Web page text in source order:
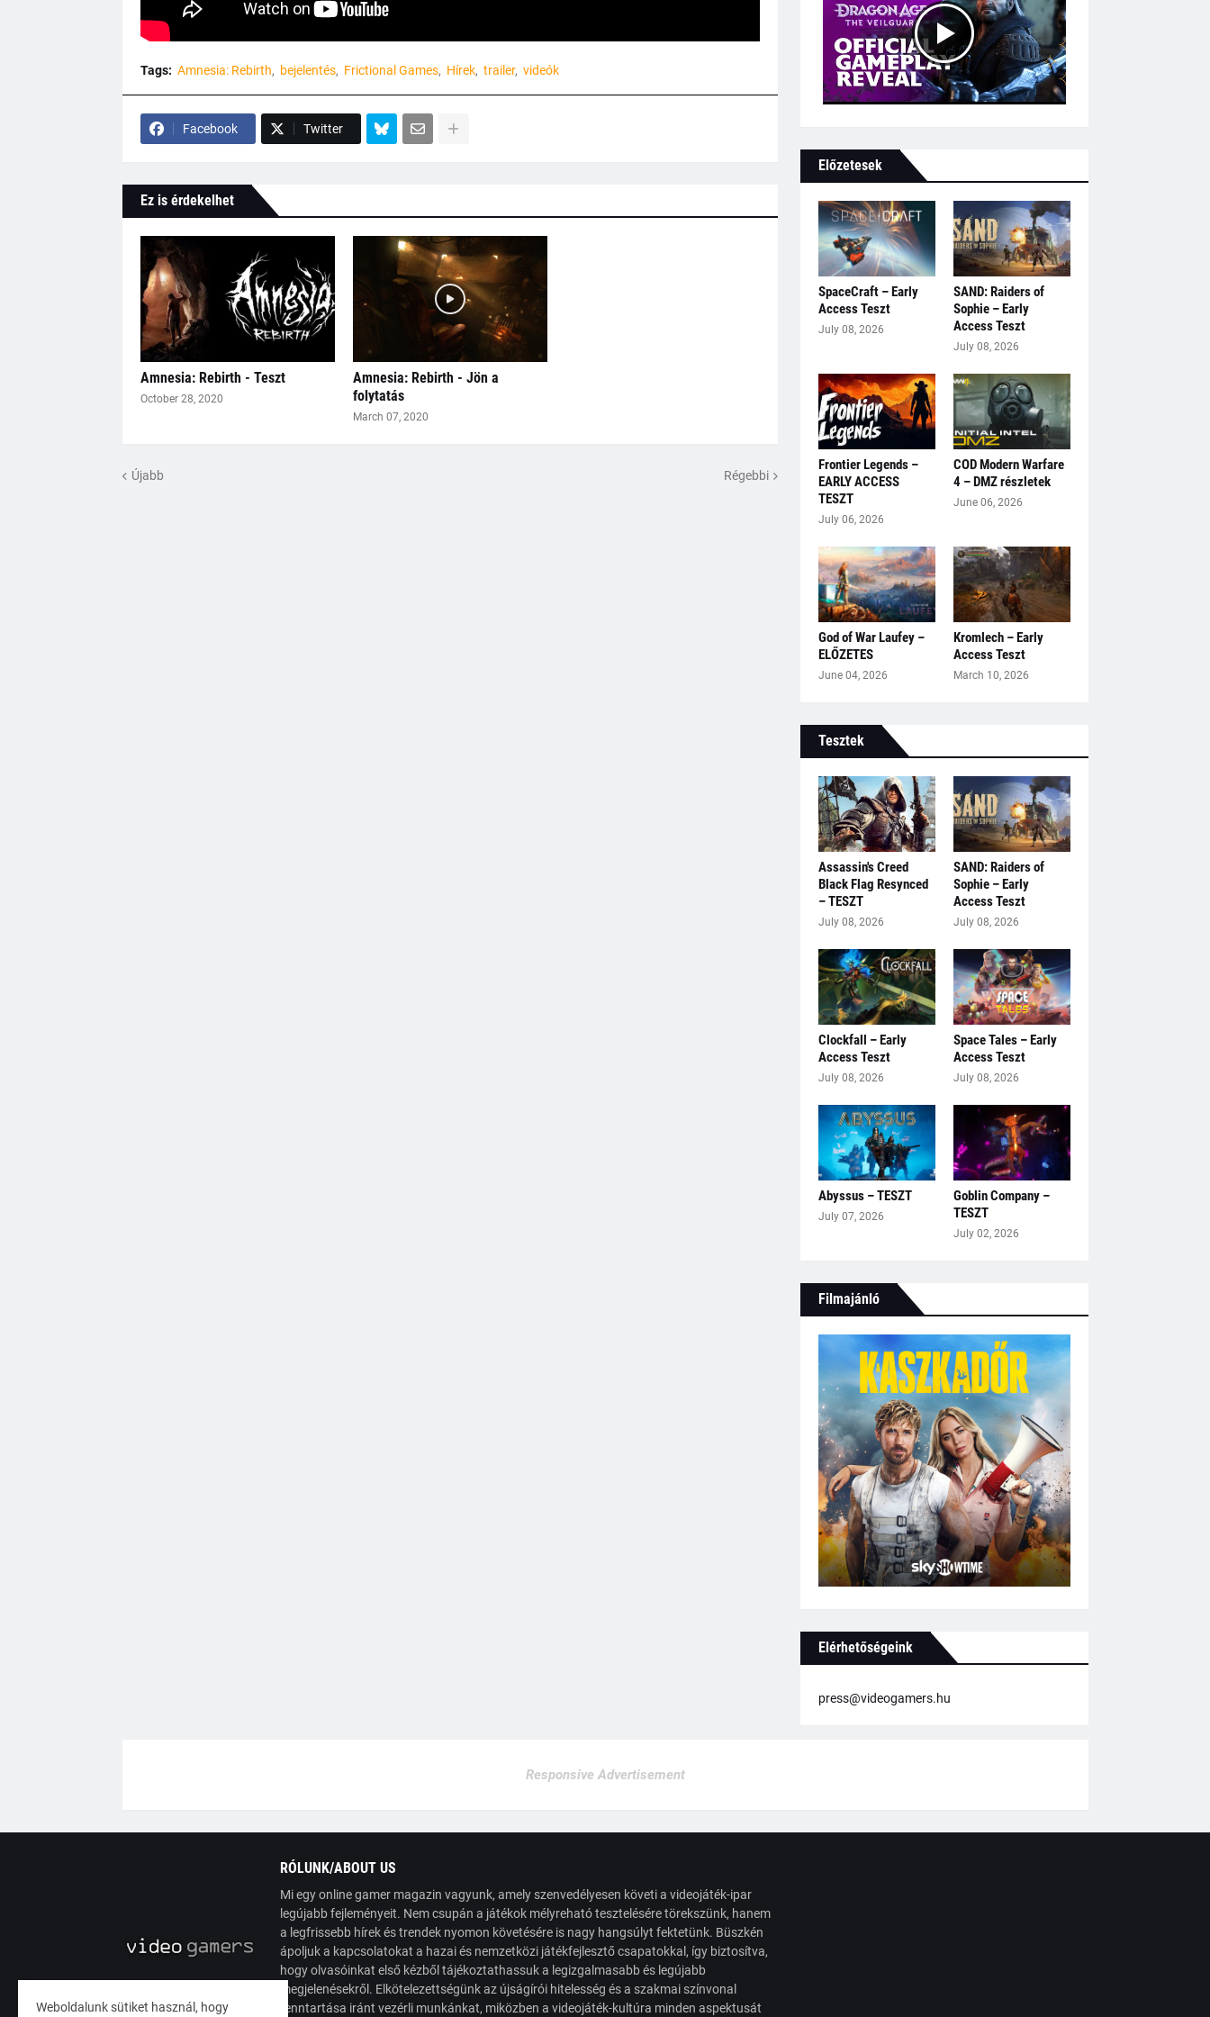
Tags: Amnesia: Rebirth bejelentés Frictional Games Hírek trailer videók
Facebook Twitter
Ez is érdekelhet
Amnesia: Rebirth - Teszt
October 28, 2020
Amnesia: Rebirth - Jön a
folytatás
March 07, 2020
Újabb Régebbi
Előzetesek
SpaceCraft – Early
Access Teszt
July 08, 2026
SAND: Raiders of
Sophie – Early
Access Teszt
July 08, 2026
Frontier Legends –
EARLY ACCESS
TESZT
July 06, 2026
COD Modern Warfare
4 – DMZ részletek
June 06, 2026
God of War Laufey –
ELŐZETES
June 04, 2026
Kromlech – Early
Access Teszt
March 10, 2026
Tesztek
Assassin's Creed
Black Flag Resynced
– TESZT
July 08, 2026
SAND: Raiders of
Sophie – Early
Access Teszt
July 08, 2026
Clockfall – Early
Access Teszt
July 08, 2026
Space Tales – Early
Access Teszt
July 08, 2026
Abyssus – TESZT
July 07, 2026
Goblin Company –
TESZT
July 02, 2026
Filmajánló
Elérhetőségeink
press@videogamers.hu
Responsive Advertisement
RÓLUNK/ABOUT US
Mi egy online gamer magazin vagyunk, amely szenvedélyesen követi a videojáték-ipar
legújabb fejleményeit. Nem csupán a játékok mélyreható tesztelésére törekszünk, hanem
a legfrissebb hírek és trendek nyomon követésére is nagy hangsúlyt fektetünk. Büszkén
ápoljuk a kapcsolatokat a hazai és nemzetközi játékfejlesztő csapatokkal, így biztosítva,
hogy olvasóinkat első kézből tájékoztathassuk a legizgalmasabb és legújabb
megjelenésekről. Elkötelezettségünk az újságírói hitelesség és a szakmai színvonal
fenntartása iránt vezérli munkánkat, miközben a videojáték-kultúra minden aspektusát
Weboldalunk sütiket használ, hogy